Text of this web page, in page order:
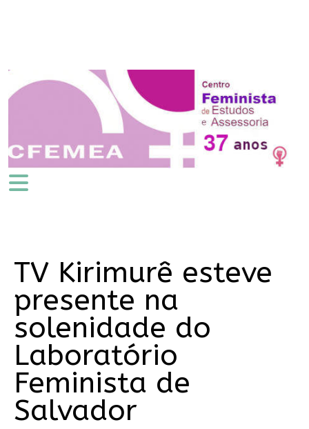
TV Kirimurê esteve
presente na
solenidade do
Laboratório
Feminista de
Salvador